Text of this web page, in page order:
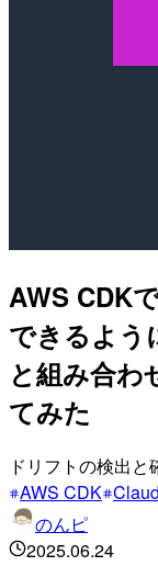
AWS CDK
できるよう
と組み合わ
てみた
ドリフトの検出
AWS CDK
のんピ
2025.06.24